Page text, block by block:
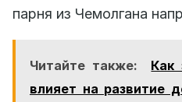
парня из Чемолгана
Читайте также:
Как
влияет на развитие